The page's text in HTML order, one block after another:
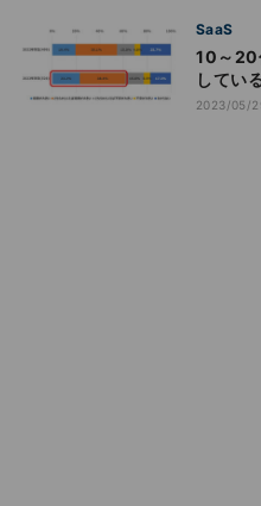
SaaS
10～20
してい
2023/05/